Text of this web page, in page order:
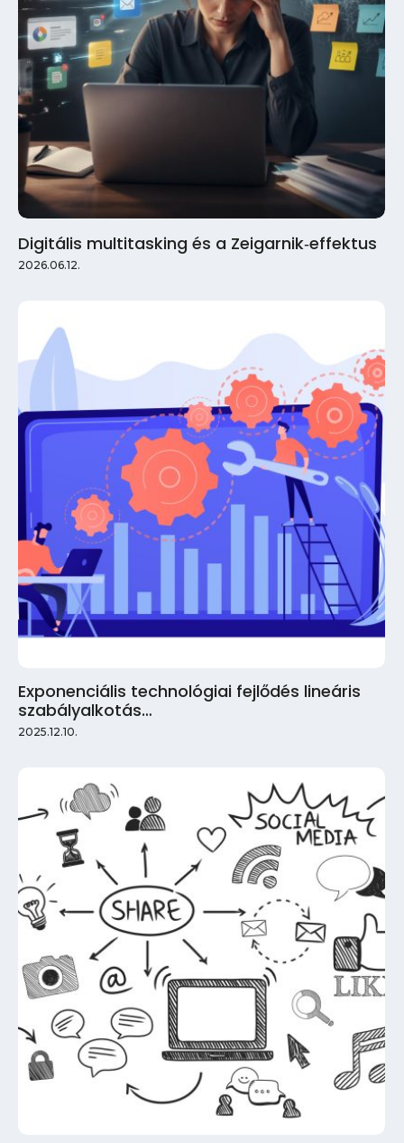
Digitális multitasking és a Zeigarnik‑effektus
2026.06.12.
Exponenciális technológiai fejlődés lineáris
szabályalkotás…
2025.12.10.